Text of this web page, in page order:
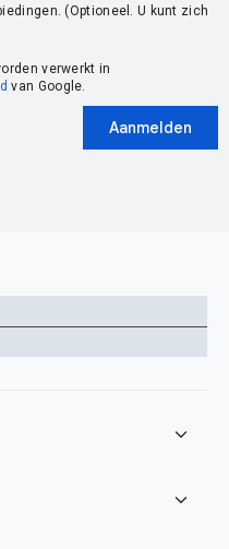
(Optioneel. U kunt zich
verwerkt in
van Google.
Aanmelden
expand_more
expand_more